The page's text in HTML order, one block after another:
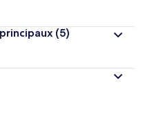
(5)